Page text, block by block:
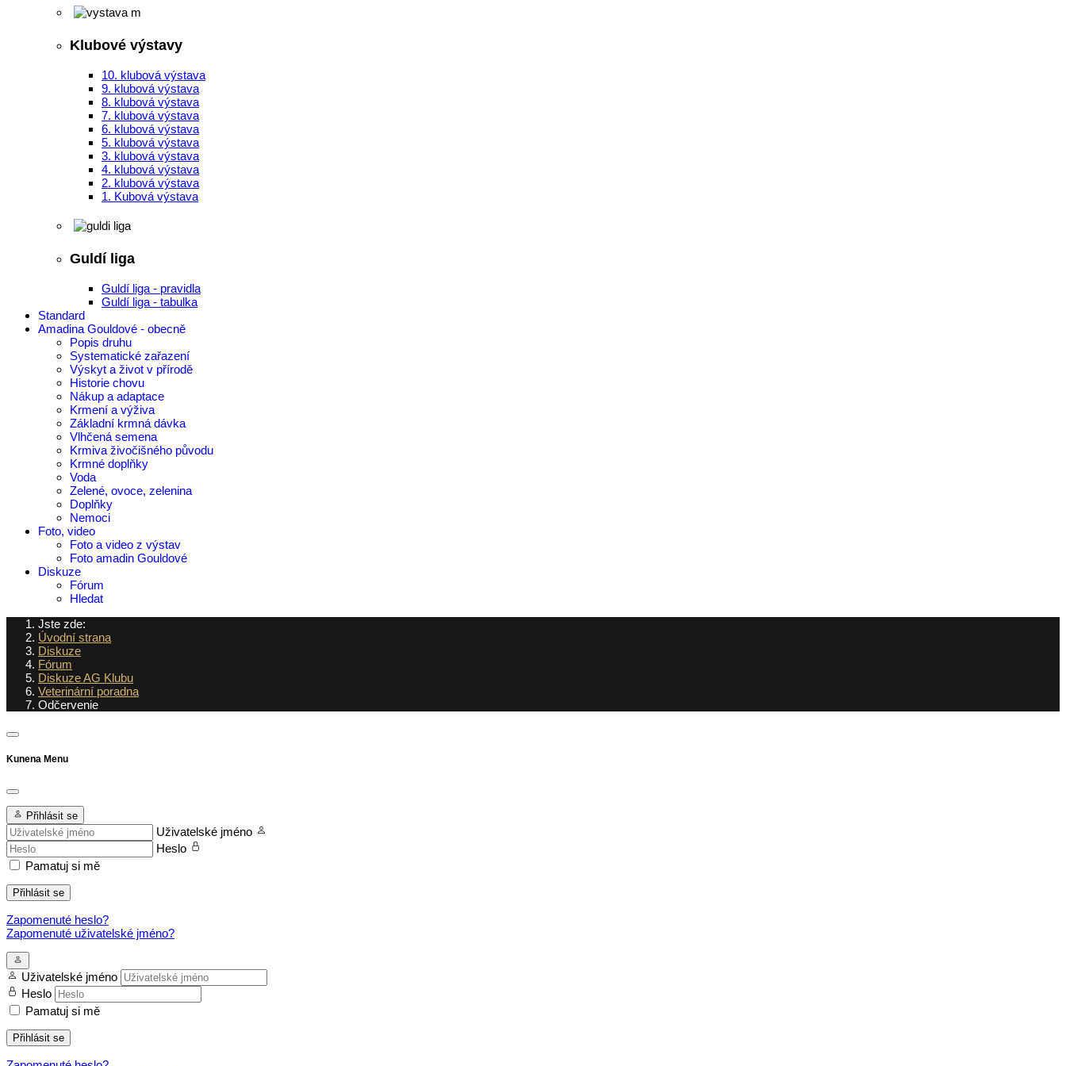
Klubové výstavy
10. klubová výstava
9. klubová výstava
8. klubová výstava
7. klubová výstava
6. klubová výstava
5. klubová výstava
3. klubová výstava
4. klubová výstava
2. klubová výstava
1. Kubová výstava
Guldí liga
Guldí liga - pravidla
Guldí liga - tabulka
Standard
Amadina Gouldové - obecně
Popis druhu
Systematické zařazení
Výskyt a život v přírodě
Historie chovu
Nákup a adaptace
Krmení a výživa
Základní krmná dávka
Vlhčená semena
Krmiva živočišného původu
Krmné doplňky
Voda
Zelené, ovoce, zelenina
Doplňky
Nemoci
Foto, video
Foto a video z výstav
Foto amadin Gouldové
Diskuze
Fórum
Hledat
Jste zde:
Úvodní strana
Diskuze
Fórum
Diskuze AG Klubu
Veterinární poradna
Odčervenie
Kunena Menu
Přihlásit se
Uživatelské jméno
Heslo
Pamatuj si mě
Přihlásit se
Zapomenuté heslo?
Zapomenuté uživatelské jméno?
Uživatelské jméno
Heslo
Pamatuj si mě
Přihlásit se